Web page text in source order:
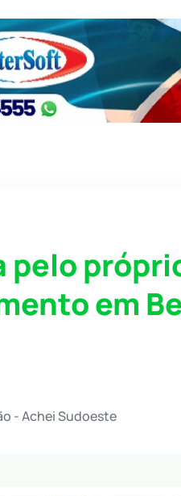
pelo
em
- Achei Sudoeste